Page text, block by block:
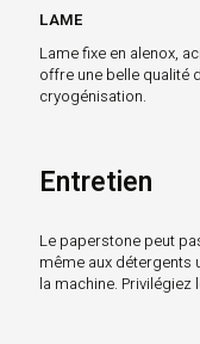
LAME
Lame fixe en alenox,
offre une belle qualité
cryogénisation.
Entretien
Le paperstone peut
même aux détergents
la machine. Privilégiez